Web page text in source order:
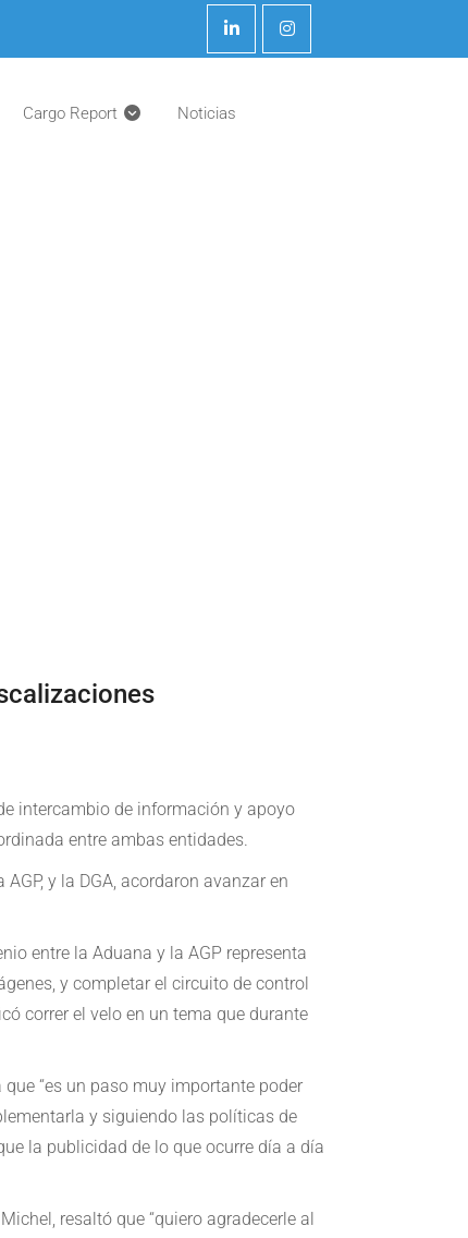
Cargo Report Noticias
intercambio de información y apoyo
entre ambas entidades.
AGP, y la DGA, acordaron avanzar en
entre la Aduana y la AGP representa
y completar el circuito de control
correr el velo en un tema que durante
“es un paso muy importante poder
y siguiendo las políticas de
la publicidad de lo que ocurre día a día
resaltó que “quiero agradecerle al